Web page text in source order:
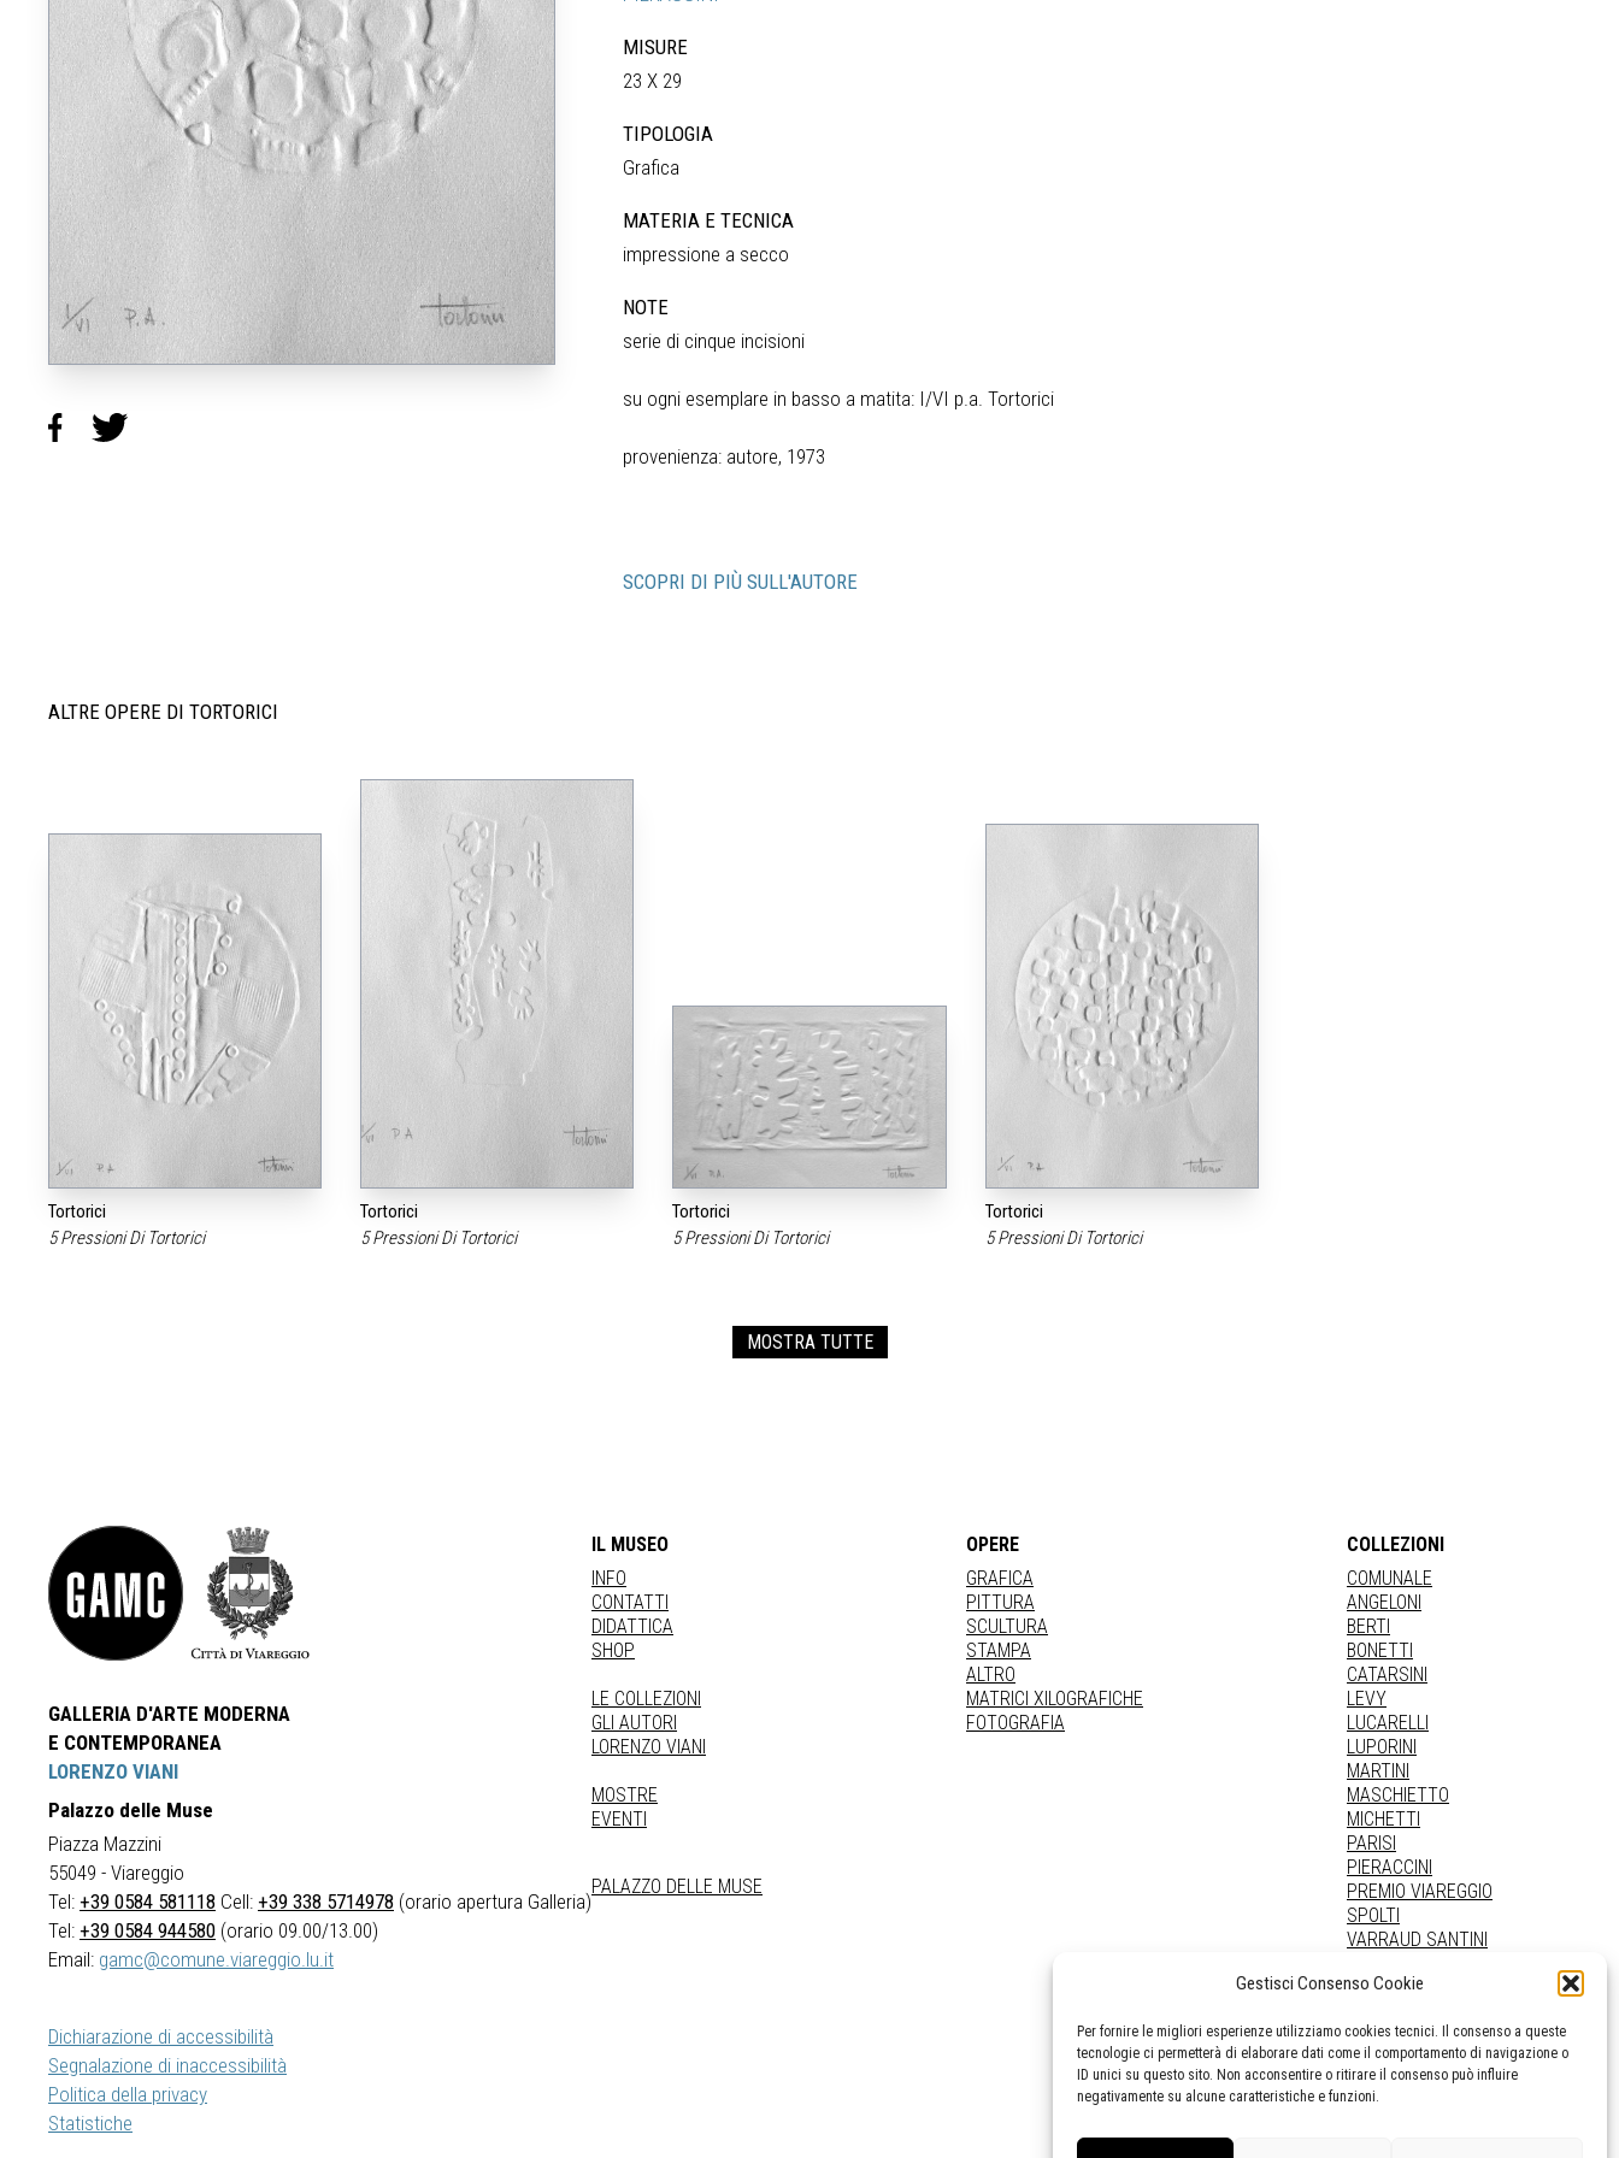
Gestisci Consenso Cookie
Per fornire le migliori esperienze utilizziamo cookies tecnici. Il consenso a queste
tecnologie ci permetterà di elaborare dati come il comportamento di navigazione o
ID unici su questo sito. Non acconsentire o ritirare il consenso può influire
negativamente su alcune caratteristiche e funzioni.
MISURE
23 X 29
TIPOLOGIA
Grafica
MATERIA E TECNICA
impressione a secco
NOTE
serie di cinque incisioni
su ogni esemplare in basso a matita: I/VI p.a. Tortorici
provenienza: autore, 1973
SCOPRI DI PIÙ SULL'AUTORE
ALTRE OPERE DI TORTORICI
Tortorici
5 Pressioni Di Tortorici
Tortorici
5 Pressioni Di Tortorici
Tortorici
5 Pressioni Di Tortorici
Tortorici
5 Pressioni Di Tortorici
MOSTRA TUTTE
GALLERIA D'ARTE MODERNA
E CONTEMPORANEA
LORENZO VIANI
Palazzo delle Muse
Piazza Mazzini
55049 - Viareggio
Tel: +39 0584 581118 Cell: +39 338 5714978 (orario apertura Galleria)
Tel: +39 0584 944580 (orario 09.00/13.00)
Email: gamc@comune.viareggio.lu.it
Dichiarazione di accessibilità
Segnalazione di inaccessibilità
Politica della privacy
Statistiche
IL MUSEO
INFO
CONTATTI
DIDATTICA
SHOP
LE COLLEZIONI
GLI AUTORI
LORENZO VIANI
MOSTRE
EVENTI
PALAZZO DELLE MUSE
OPERE
GRAFICA
PITTURA
SCULTURA
STAMPA
ALTRO
MATRICI XILOGRAFICHE
FOTOGRAFIA
COLLEZIONI
COMUNALE
ANGELONI
BERTI
BONETTI
CATARSINI
LEVY
LUCARELLI
LUPORINI
MARTINI
MASCHIETTO
MICHETTI
PARISI
PIERACCINI
PREMIO VIAREGGIO
SPOLTI
VARRAUD SANTINI